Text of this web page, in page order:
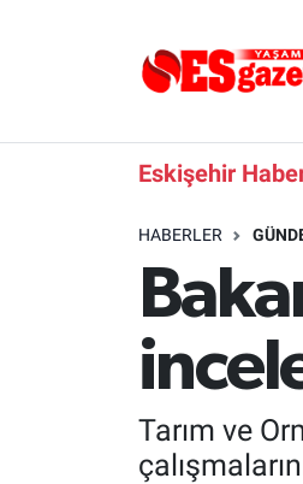
Eskişehir
HABERLER
Tarım ve
Eskişehirspor Arşivi
Eskişehir Arşivi
Ekonomi
Eskişehir Nöbetçi
Süper Lig Puan Durumu
Tüm Manşetler
Haber Arşivi